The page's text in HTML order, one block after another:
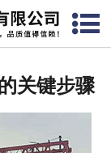
首页
资讯
关键步骤